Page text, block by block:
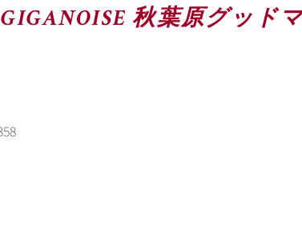
秋葉原グッド